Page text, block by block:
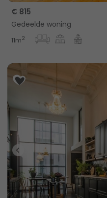
€ 815
Gedeelde woning
11m2